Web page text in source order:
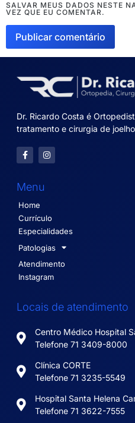
SALVAR MEUS DADOS NESTE
VEZ QUE EU COMENTAR.
Dr. Ricardo Costa é
tratamento e cirurgia de
Menu
Home
Currículo
Especialidades
Patologias
Atendimento
Instagram
Locais de atendimento
Centro Médico Hospital
Telefone 71 3409-8000
Clínica CORTE
Telefone 71 3235-5549
Hospital Santa Helena
Telefone 71 3622-7555